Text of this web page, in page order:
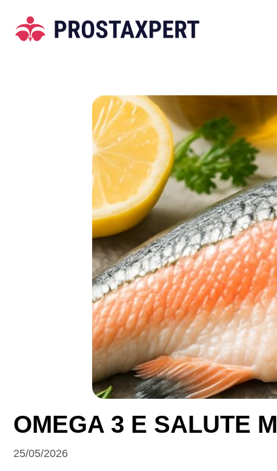
OMEGA 3 E SALUTE
25/05/2026